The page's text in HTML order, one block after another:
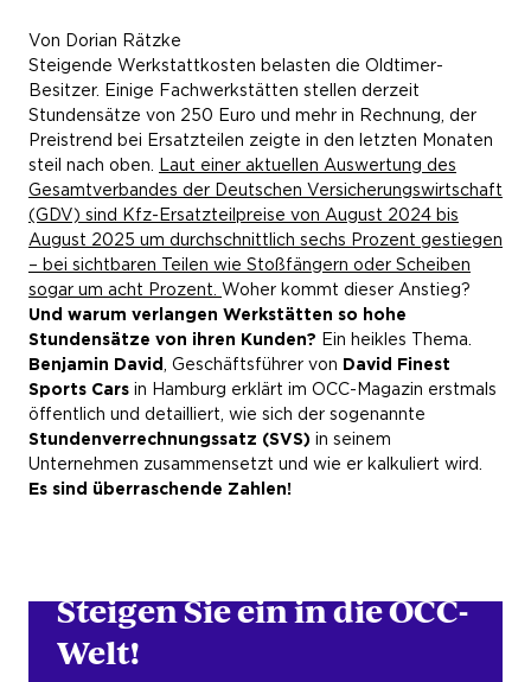
Von Dorian Rätzke
Steigende Werkstattkosten belasten die Oldtimer-
Besitzer. Einige Fachwerkstätten stellen derzeit
Stundensätze von 250 Euro und mehr in Rechnung, der
Preistrend bei Ersatzteilen zeigte in den letzten Monaten
steil nach oben. Laut einer aktuellen Auswertung des
Gesamtverbandes der Deutschen Versicherungswirtschaft
(GDV) sind Kfz-Ersatzteilpreise von August 2024 bis
August 2025 um durchschnittlich sechs Prozent gestiegen
– bei sichtbaren Teilen wie Stoßfängern oder Scheiben
sogar um acht Prozent. Woher kommt dieser Anstieg?
Und warum verlangen Werkstätten so hohe
Stundensätze von ihren Kunden? Ein heikles Thema.
Benjamin David , Geschäftsführer von David Finest
Sports Cars in Hamburg erklärt im OCC-Magazin erstmals
öffentlich und detailliert, wie sich der sogenannte
Stundenverrechnungssatz (SVS) in seinem
Unternehmen zusammensetzt und wie er kalkuliert wird.
Es sind überraschende Zahlen!
Steigen Sie ein in die OCC-
Welt!